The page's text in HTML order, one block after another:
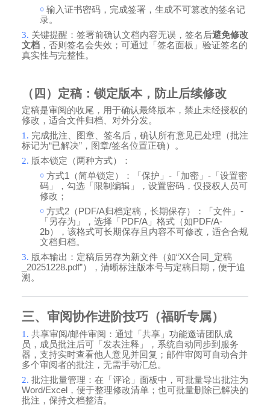
￮输入证书密码，完成签署，生成不可篡改的签名记
录。
3. 关键提醒：签署前确认文档内容无误，签名后避免修改
文档，否则签名会失效；可通过「签名面板」验证签名的
真实性与完整性。
（四）定稿：锁定版本，防止后续修改
定稿是审阅的收尾，用于确认最终版本，禁止未经授权的
修改，适合文件归档、对外分发。
1. 完成批注、图章、签名后，确认所有意见已处理（批注
标记为“已解决”，图章/签名位置正确）。
2. 版本锁定（两种方式）：
￮方式1 （简单锁定）：「保护」- 「加密」- 「设置密
码」，勾选「限制编辑」，设置密码，仅授权人员可
修改；
￮方式2 （ PDF/A归档定稿，长期保存）：「文件」-
「另存为」，选择「 PDF/A 」格式（如PDF/A-
2b），该格式可长期保存且内容不可修改，适合合规
文档归档。
3. 版本输出：定稿后另存为新文件（如“XX合同
定稿
_20251228.pdf”），清晰标注版本号与定稿日期，便于追
溯。
三、审阅协作进阶技巧（福昕专属）
1. 共享审阅/邮件审阅：通过「共享」功能邀请团队成
员，成员批注后可「发表注释」，系统自动同步到服务
器，支持实时查看他人意见并回复；邮件审阅可自动合并
多个审阅者的批注，无需手动汇总。
2. 批注批量管理：在「评论」面板中，可批量导出批注为
Word/Excel ，便于整理修改清单；也可批量删除已解决的
批注，保持文档整洁。